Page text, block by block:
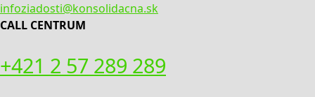
infoziadosti@konsolidacna.sk
CALL CENTRUM
+421 2 57 289 289